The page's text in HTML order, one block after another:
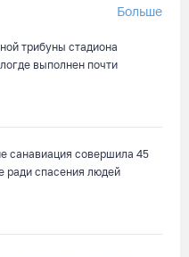
в путешествие по
продолжат работу в
Больше
трибуны стадиона
выполнен почти
санавиация совершила 45
ради спасения людей